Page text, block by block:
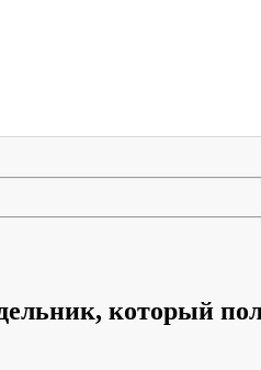
который